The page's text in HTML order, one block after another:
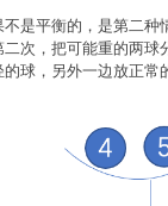
是平衡的，是第二种
次，把可能重的两球
球，另外一边放正常